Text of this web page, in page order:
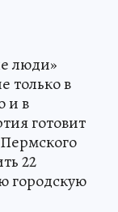
люди»
только в
и в
готовит
22
городскую